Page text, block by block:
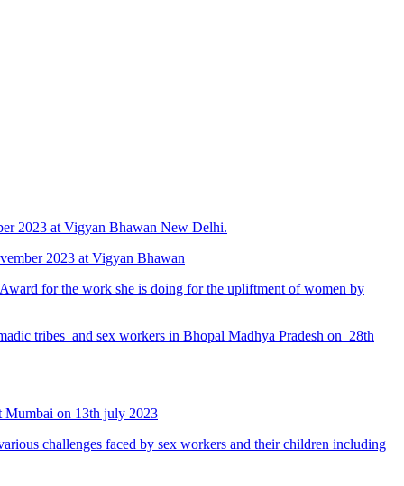
2023 at Vigyan Bhawan New Delhi.
2023 at Vigyan Bhawan
for the work she is doing for the upliftment of women by
tribes and sex workers in Bhopal Madhya Pradesh on 28th
Mumbai on 13th july 2023
challenges faced by sex workers and their children including